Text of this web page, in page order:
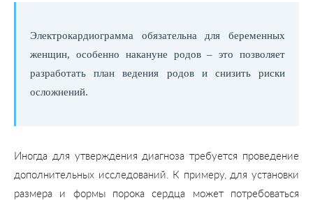
Электрокардиограмма обязательна для беременных
женщин, особенно накануне родов – это позволяет
разработать план ведения родов и снизить риски
осложнений.
Иногда для утверждения диагноза требуется проведение
дополнительных исследований. К примеру, для установки
размера и формы порока сердца может потребоваться